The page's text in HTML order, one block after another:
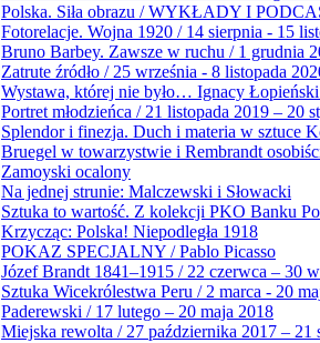
Polska. Siła obrazu / WYKŁADY I
Fotorelacje. Wojna 1920 / 14 sierpnia - 15
Bruno Barbey. Zawsze w ruchu / 1 grudnia
Zatrute źródło / 25 września - 8 listopada
Wystawa, której nie było… Ignacy
Portret młodzieńca / 21 listopada 2019 – 20
Splendor i finezja. Duch i materia w sztuce
Bruegel w towarzystwie i Rembrandt
Zamoyski ocalony
Na jednej strunie: Malczewski i Słowacki
Sztuka to wartość. Z kolekcji PKO Banku
Krzycząc: Polska! Niepodległa 1918
POKAZ SPECJALNY / Pablo Picasso
Józef Brandt 1841–1915 / 22 czerwca – 30
Sztuka Wicekrólestwa Peru / 2 marca - 20
Paderewski / 17 lutego – 20 maja 2018
Miejska rewolta / 27 października 2017 – 21